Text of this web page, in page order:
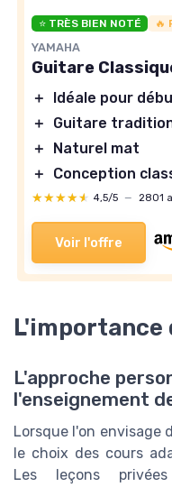
⭐ TRÈS BIEN NOTÉ 🔥
YAMAHA
Guitare
＋
Idéale pour
＋
Guitare
＋
Naturel mat
＋
Conception
★★★★★
★★★★★ 4,5/5 — 2801
Voir l'offre
L'importance
L'approche
l'enseignement
Lorsque l'on envisage
le choix des cours
Les leçons